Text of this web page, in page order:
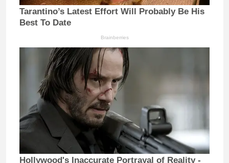
Tarantino’s Latest Effort Will Probably Be His
Best To Date
Brainberries
Hollywood's Inaccurate Portrayal of Reality -